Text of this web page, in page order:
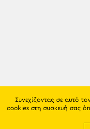
Συνεχίζοντας σε αυτό
cookies στη συσκευή σας